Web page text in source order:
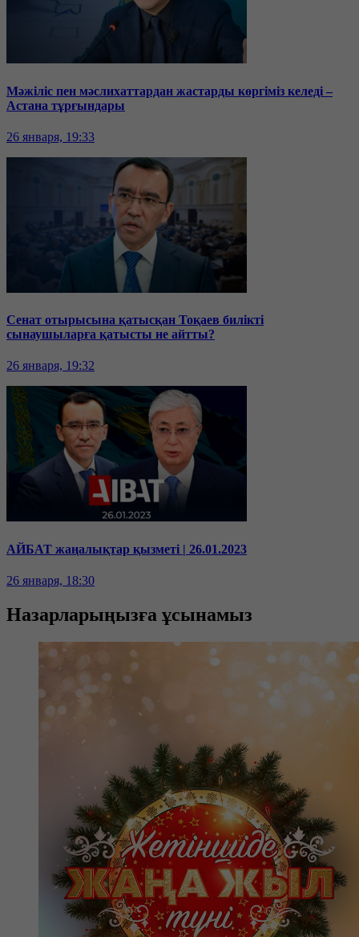
Мәжіліс пен мәслихаттардан жастарды көргіміз келеді –
Астана тұрғындары
26 января, 19:33
Сенат отырысына қатысқан Тоқаев билікті
сынаушыларға қатысты не айтты?
26 января, 19:32
АЙБАТ жаңалықтар қызметі | 26.01.2023
26 января, 18:30
Назарларыңызға ұсынамыз